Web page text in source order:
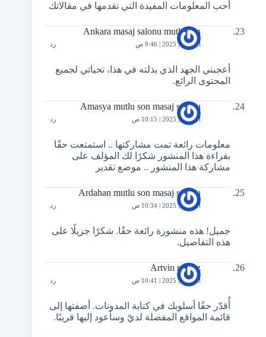
أحب المعلومات المفيدة التي تقدمها في مقالاتك
Ankara masaj salonu mutlu son
أكتوبر 8, 2025 | 9:46 ص رد
أعجبني الجهد الذي بذلته في هذا، تحياتي لجميع
المحتوى الرائع.
Amasya mutlu son masaj salonu
أكتوبر 8, 2025 | 10:15 ص رد
معلومات رائعة تمت مشاركتها .. استمتعت حقًا
بقراءة هذا المنشور شكرًا لك المؤلف على
مشاركة هذا المنشور .. موضع تقدير
Ardahan mutlu son masaj salonu
أكتوبر 8, 2025 | 10:34 ص رد
جميل! هذه منشورة رائعة حقًا. شكرًا جزيلًا على
هذه التفاصيل.
Artvin masöz
أكتوبر 8, 2025 | 10:41 ص رد
أُقدّر حقًا أسلوبك في كتابة المدونات. أضفتها إلى
قائمة المواقع المفضلة لديّ وسأعود إليها قريبًا.